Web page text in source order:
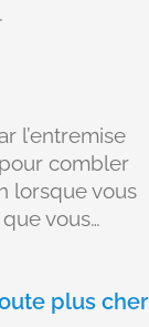
l’entremise
combler
lorsque vous
vous…
plus cher